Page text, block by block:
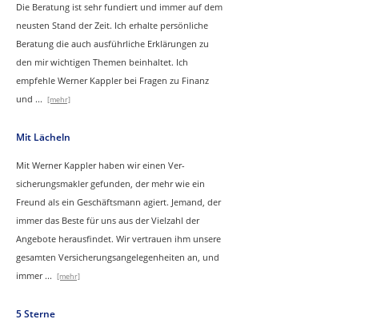
Die Beratung ist sehr fundiert und immer auf dem
neusten Stand der Zeit. Ich erhalte persönliche
Beratung die auch ausführliche Erklärungen zu
den mir wichtigen Themen beinhaltet. Ich
empfehle Werner Kappler bei Fragen zu Finanz
und ... [mehr]
Mit Lächeln
Mit Werner Kappler haben wir einen Ver­
sicherungs­makler gefunden, der mehr wie ein
Freund als ein Geschäftsmann agiert. Jemand, der
immer das Beste für uns aus der Vielzahl der
Angebote herausfindet. Wir vertrauen ihm unsere
gesamten Versicherungsangelegenheiten an, und
immer... [mehr]
5 Sterne